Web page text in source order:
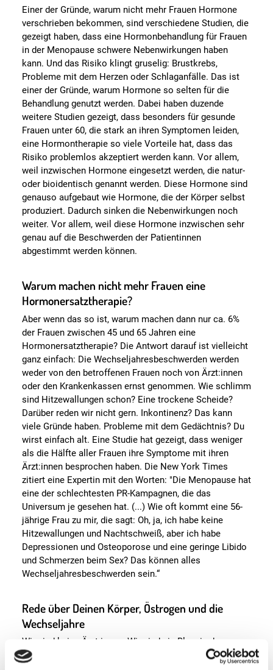
Einer der Gründe, warum nicht mehr Frauen Hormone
verschrieben bekommen, sind verschiedene Studien, die
gezeigt haben, dass eine Hormonbehandlung für Frauen
in der Menopause schwere Nebenwirkungen haben
kann. Und das Risiko klingt gruselig: Brustkrebs,
Probleme mit dem Herzen oder Schlaganfälle. Das ist
einer der Gründe, warum Hormone so selten für die
Behandlung genutzt werden. Dabei haben duzende
weitere Studien gezeigt, dass besonders für gesunde
Frauen unter 60, die stark an ihren Symptomen leiden,
eine Hormontherapie so viele Vorteile hat, dass das
Risiko problemlos akzeptiert werden kann. Vor allem,
weil inzwischen Hormone eingesetzt werden, die natur-
oder bioidentisch genannt werden. Diese Hormone sind
genauso aufgebaut wie Hormone, die der Körper selbst
produziert. Dadurch sinken die Nebenwirkungen noch
weiter. Vor allem, weil diese Hormone inzwischen sehr
genau auf die Beschwerden der Patientinnen
abgestimmt werden können.
Warum machen nicht mehr Frauen eine
Hormonersatztherapie?
Aber wenn das so ist, warum machen dann nur ca. 6%
der Frauen zwischen 45 und 65 Jahren eine
Hormonersatztherapie? Die Antwort darauf ist vielleicht
ganz einfach: Die Wechseljahresbeschwerden werden
weder von den betroffenen Frauen noch von Ärzt:innen
oder den Krankenkassen ernst genommen. Wie schlimm
sind Hitzewallungen schon? Eine trockene Scheide?
Darüber reden wir nicht gern. Inkontinenz? Das kann
viele Gründe haben. Probleme mit dem Gedächtnis? Du
wirst einfach alt. Eine Studie hat gezeigt, dass weniger
als die Hälfte aller Frauen ihre Symptome mit ihren
Ärzt:innen besprochen haben. Die New York Times
zitiert eine Expertin mit den Worten: "Die Menopause hat
eine der schlechtesten PR-Kampagnen, die das
Universum je gesehen hat. (...) Wie oft kommt eine 56-
jährige Frau zu mir, die sagt: Oh, ja, ich habe keine
Hitzewallungen und Nachtschweiß, aber ich habe
Depressionen und Osteoporose und eine geringe Libido
und Schmerzen beim Sex? Das können alles
Wechseljahresbeschwerden sein.“
Rede über Deinen Körper, Östrogen und die
Wechseljahre
Wir sind keine Ärzt:innen. Wir sind ein Blog, in dem es
um Inkontinenz geht. Aber wir merken immer wieder, wie